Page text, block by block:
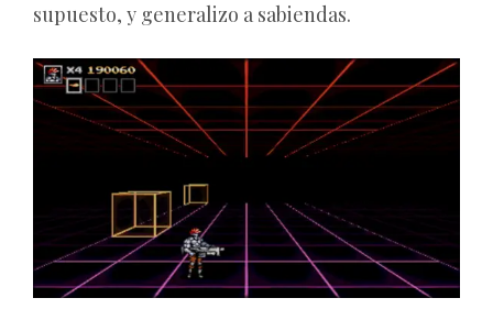
supuesto, y generalizo a sabiendas.